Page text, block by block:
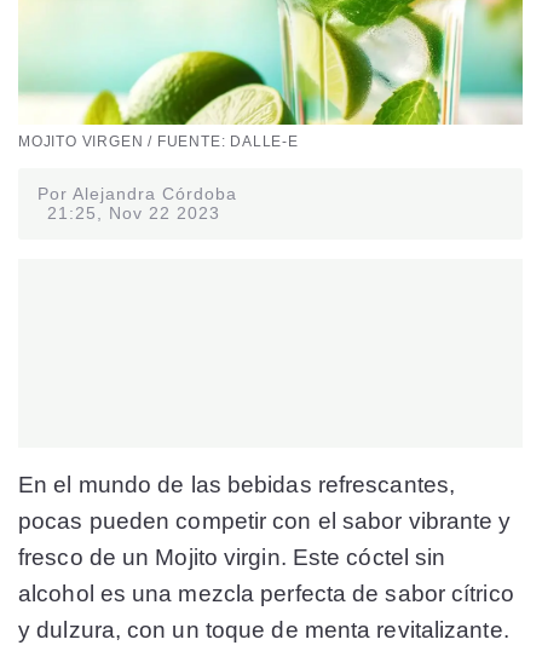
MOJITO VIRGEN / FUENTE: DALLE-E
Por Alejandra Córdoba
21:25, Nov 22 2023
En el mundo de las bebidas refrescantes,
pocas pueden competir con el sabor vibrante y
fresco de un Mojito virgin. Este cóctel sin
alcohol es una mezcla perfecta de sabor cítrico
y dulzura, con un toque de menta revitalizante.